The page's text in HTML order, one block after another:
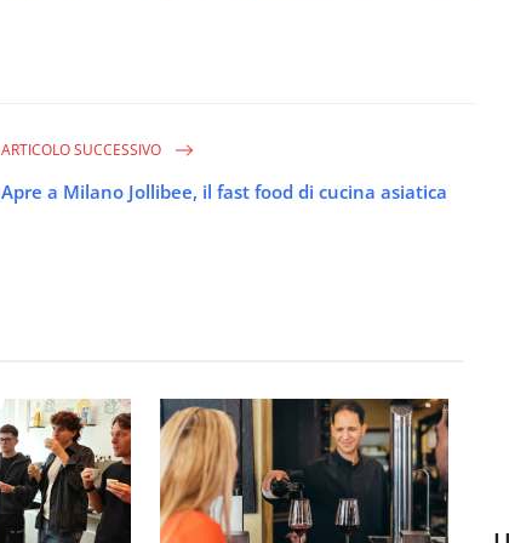
ARTICOLO SUCCESSIVO
Apre a Milano Jollibee, il fast food di cucina asiatica